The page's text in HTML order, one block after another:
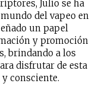
Julio se ha
del vapeo en
un papel
y promoción
brindando a los
disfrutar de esta
consciente.